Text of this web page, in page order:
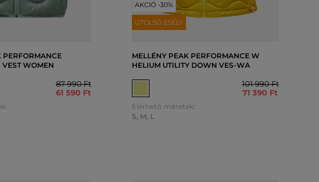
PERFORMANCE
WOMEN
87 990 Ft
61 590 Ft
AKCIÓ -30%
UTOLSÓ ESÉLY
MELLÉNY PEAK PERFORMANCE W
HELIUM UTILITY DOWN VES-WA
101 990 Ft
71 390 Ft
Elérhető méretek:
S, M, L